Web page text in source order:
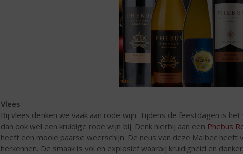
Vlees
Bij vlees denken we vaak aan rode wijn. Tijdens de feestdagen is
dan ook wel een kruidige rode wijn bij. Denk hierbij aan een Phebus
heeft een mooie paarse weerschijn. De neus van deze Malbec
herkennen. De smaak is vol en explosief waarbij kruidigheid en